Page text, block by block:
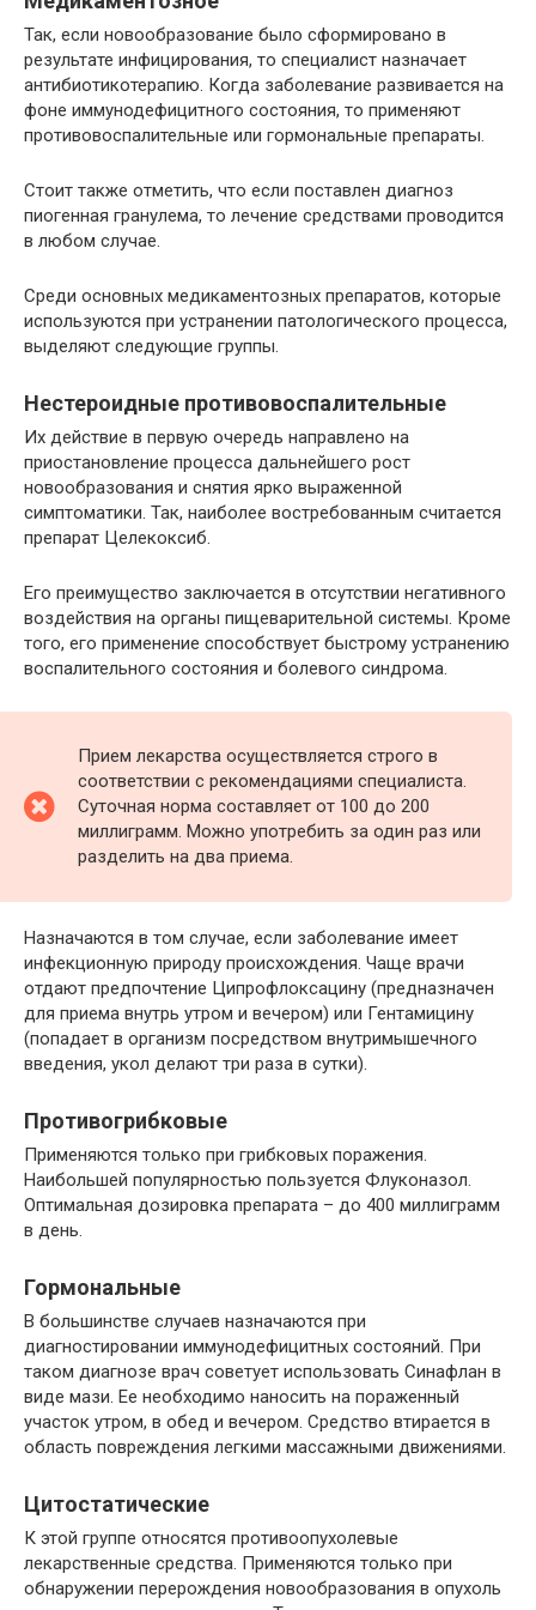
Так, если новообразование было сформировано в
результате инфицирования, то специалист назначает
антибиотикотерапию. Когда заболевание развивается на
фоне иммунодефицитного состояния, то применяют
противовоспалительные или гормональные препараты.
Стоит также отметить, что если поставлен диагноз
пиогенная гранулема, то лечение средствами проводится
в любом случае.
Среди основных медикаментозных препаратов, которые
используются при устранении патологического процесса,
выделяют следующие группы.
Нестероидные противовоспалительные
Их действие в первую очередь направлено на
приостановление процесса дальнейшего рост
новообразования и снятия ярко выраженной
симптоматики. Так, наиболее востребованным считается
препарат Целекоксиб.
Его преимущество заключается в отсутствии негативного
воздействия на органы пищеварительной системы. Кроме
того, его применение способствует быстрому устранению
воспалительного состояния и болевого синдрома.
Прием лекарства осуществляется строго в
соответствии с рекомендациями специалиста.
Суточная норма составляет от 100 до 200
миллиграмм. Можно употребить за один раз или
разделить на два приема.
Назначаются в том случае, если заболевание имеет
инфекционную природу происхождения. Чаще врачи
отдают предпочтение Ципрофлоксацину (предназначен
для приема внутрь утром и вечером) или Гентамицину
(попадает в организм посредством внутримышечного
введения, укол делают три раза в сутки).
Противогрибковые
Применяются только при грибковых поражения.
Наибольшей популярностью пользуется Флуконазол.
Оптимальная дозировка препарата – до 400 миллиграмм
в день.
Гормональные
В большинстве случаев назначаются при
диагностировании иммунодефицитных состояний. При
таком диагнозе врач советует использовать Синафлан в
виде мази. Ее необходимо наносить на пораженный
участок утром, в обед и вечером. Средство втирается в
область повреждения легкими массажными движениями.
Цитостатические
К этой группе относятся противоопухолевые
лекарственные средства. Применяются только при
обнаружении перерождения новообразования в опухоль